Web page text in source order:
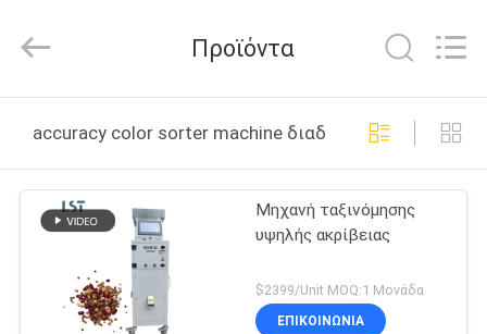
ΠΡΟΪΌΝΤΑ
ΠΕΡΊΠΟΥ
Industry
Co.,Ltd.
Reserved.
Προϊόντα
accuracy color sorter machine διαδικτυακή κατασκευή
Μηχανή ταξινόμησης
υψηλής ακρίβειας
$2399/Unit MOQ:1 Μονάδα
ΕΠΙΚΟΙΝΩΝΙΑ